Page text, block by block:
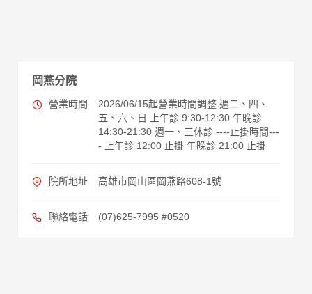
岡燕分院
營業時間
2026/06/15起營業時間調整 週二、四、
五、六、日 上午診 9:30-12:30 午晚診
14:30-21:30 週一、三休診 ----止掛時間---
- 上午診 12:00 止掛 午晚診 21:00 止掛
院所地址 高雄市岡山區岡燕路608-1號
聯絡電話 (07)625-7995 #0520